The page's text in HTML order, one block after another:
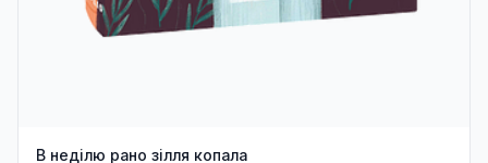
В неділю рано зілля копала